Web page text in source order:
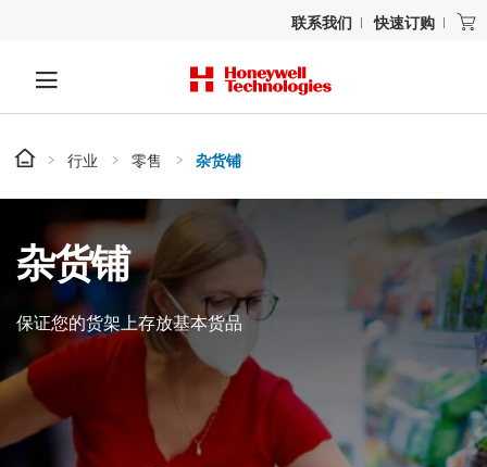
联系我们 快速订购
行业 零售 杂货铺
杂货铺
保证您的货架上存放基本货品